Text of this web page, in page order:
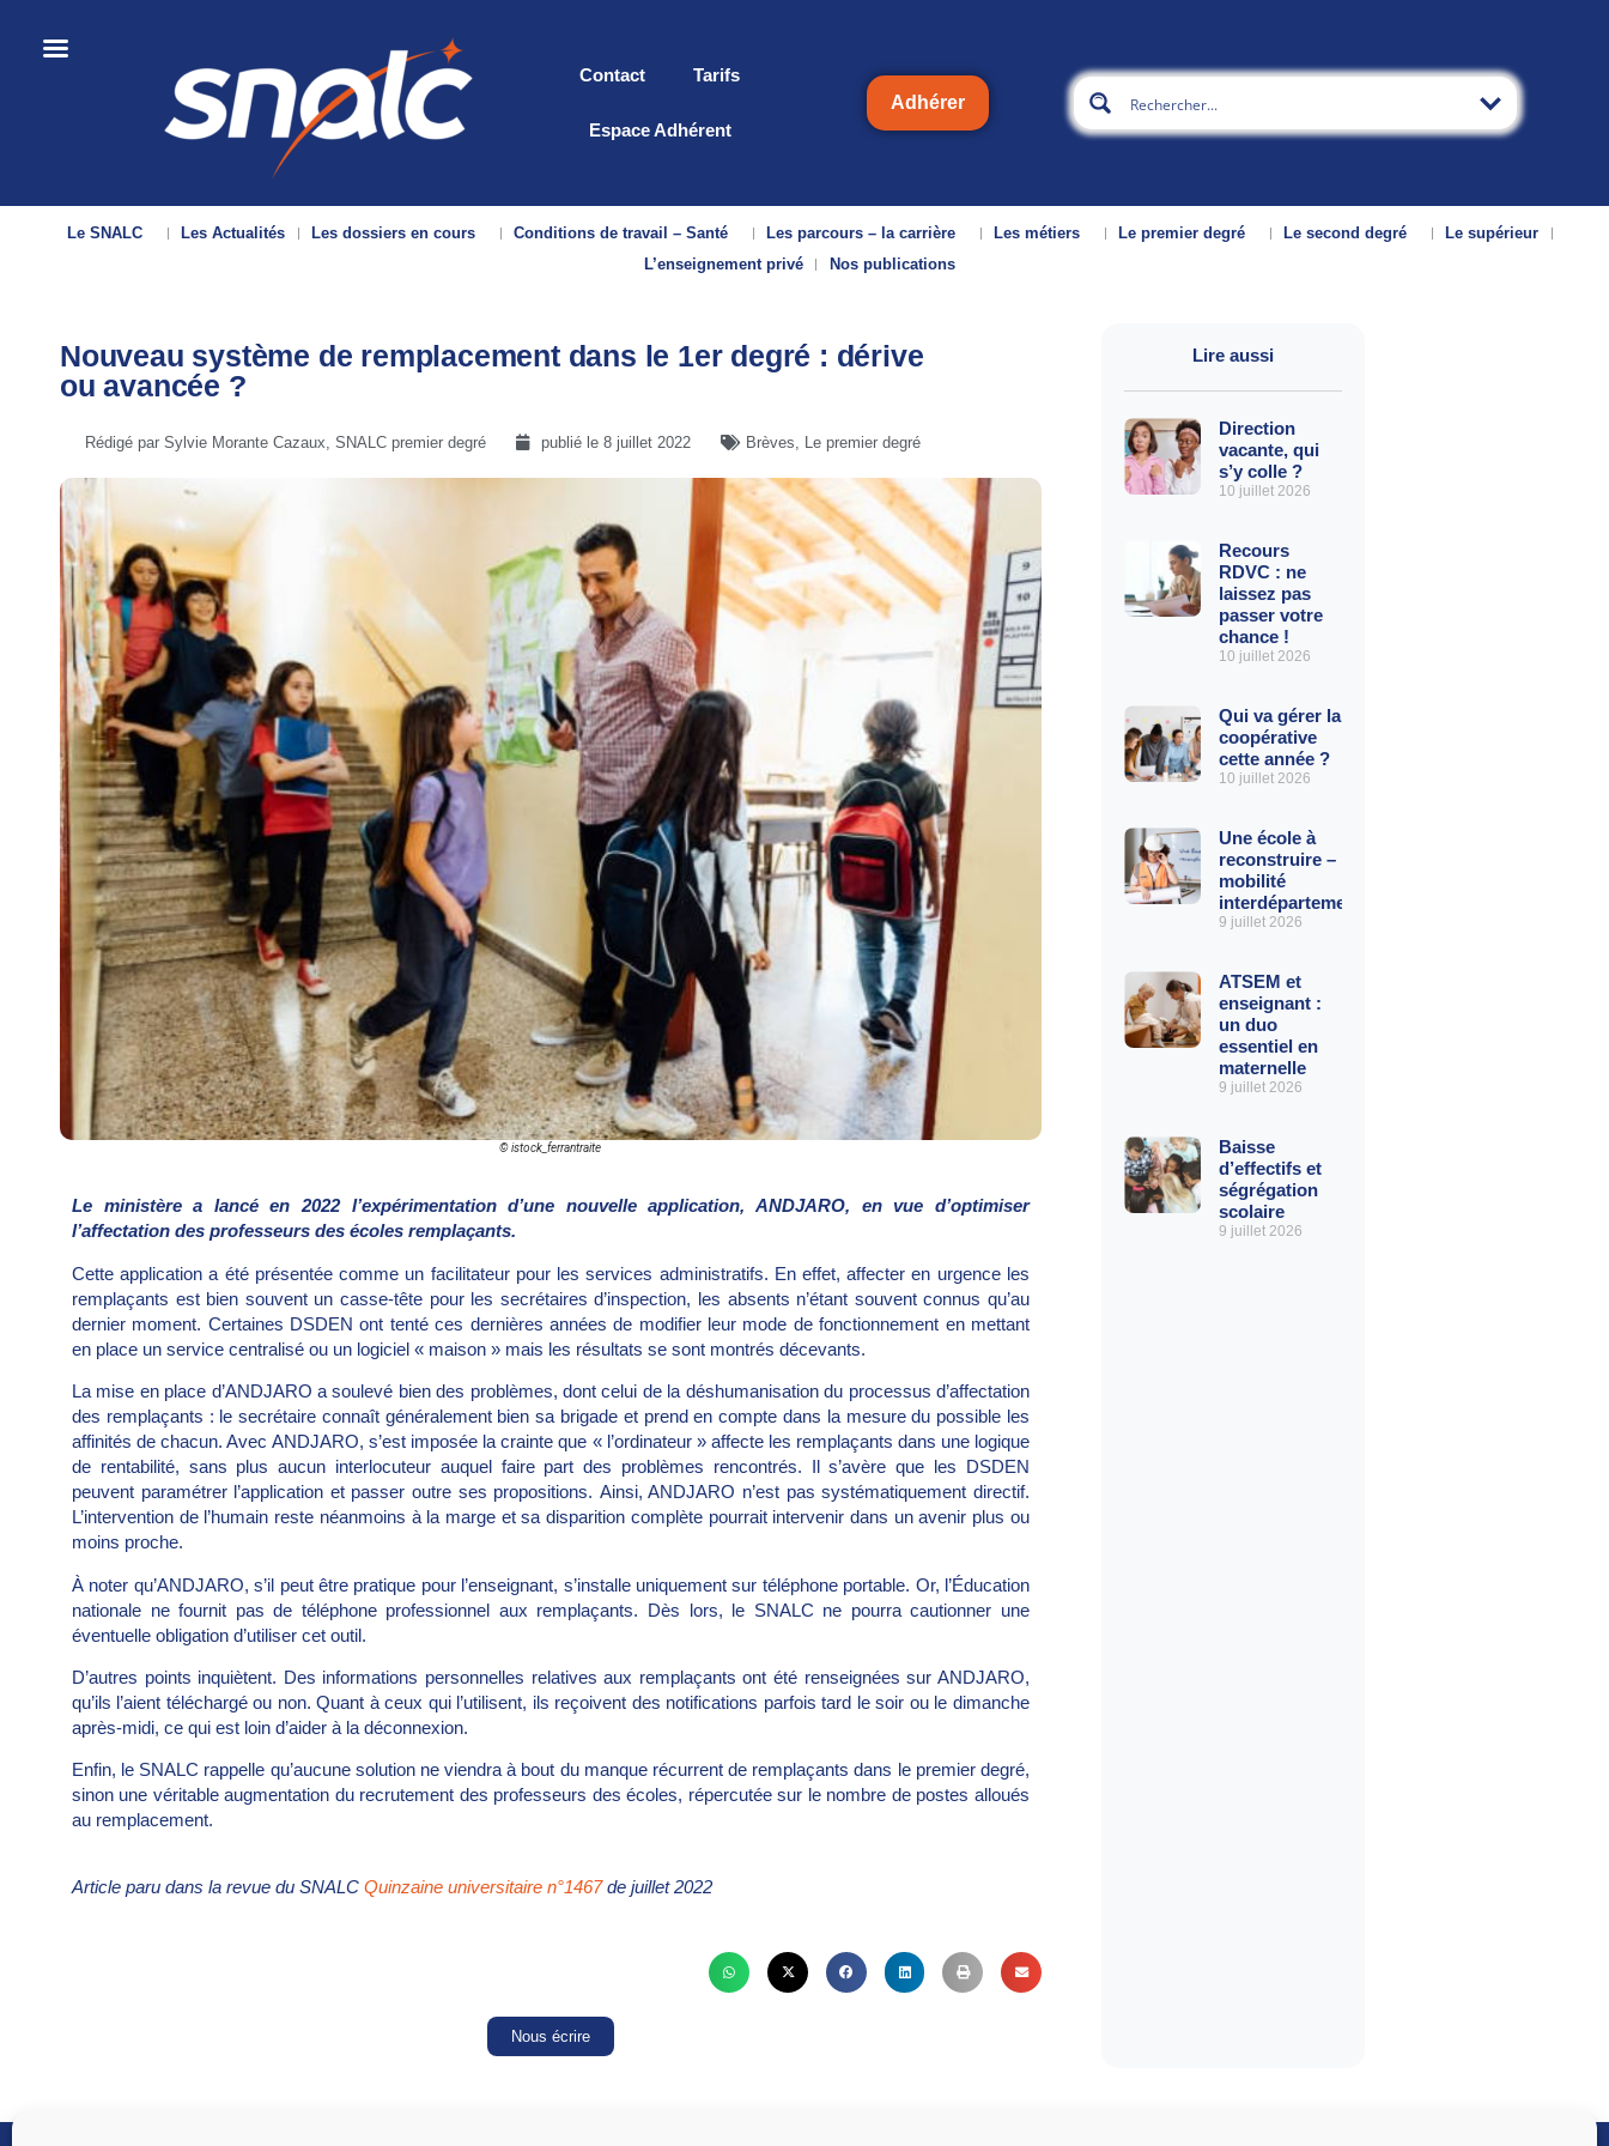
Contact Tarifs
Espace Adhérent
Adhérer
Le SNALC Les Actualités Les dossiers en cours Conditions de travail – Santé Les parcours – la carrière Les métiers Le premier degré Le second degré
Le supérieur
L’enseignement privé
Nos publications
Nouveau système de remplacement dans le 1er degré : dérive
ou avancée ?
Rédigé par Sylvie Morante Cazaux, SNALC premier degré publié le 8 juillet 2022 Brèves, Le premier degré
© istock_ferrantraite
Le ministère a lancé en 2022 l’expérimentation d’une nouvelle application, ANDJARO, en vue d’optimiser
l’affectation des professeurs des écoles remplaçants.
Cette application a été présentée comme un facilitateur pour les services administratifs. En effet, affecter en urgence les
remplaçants est bien souvent un casse-tête pour les secrétaires d’inspection, les absents n’étant souvent connus qu’au
dernier moment. Certaines DSDEN ont tenté ces dernières années de modifier leur mode de fonctionnement en mettant
en place un service centralisé ou un logiciel « maison » mais les résultats se sont montrés décevants.
La mise en place d’ANDJARO a soulevé bien des problèmes, dont celui de la déshumanisation du processus d’affectation
des remplaçants : le secrétaire connaît généralement bien sa brigade et prend en compte dans la mesure du possible les
affinités de chacun. Avec ANDJARO, s’est imposée la crainte que « l’ordinateur » affecte les remplaçants dans une logique
de rentabilité, sans plus aucun interlocuteur auquel faire part des problèmes rencontrés. Il s’avère que les DSDEN
peuvent paramétrer l’application et passer outre ses propositions. Ainsi, ANDJARO n’est pas systématiquement directif.
L’intervention de l’humain reste néanmoins à la marge et sa disparition complète pourrait intervenir dans un avenir plus ou
moins proche.
À noter qu’ANDJARO, s’il peut être pratique pour l’enseignant, s’installe uniquement sur téléphone portable. Or, l’Éducation
nationale ne fournit pas de téléphone professionnel aux remplaçants. Dès lors, le SNALC ne pourra cautionner une
éventuelle obligation d’utiliser cet outil.
D’autres points inquiètent. Des informations personnelles relatives aux remplaçants ont été renseignées sur ANDJARO,
qu’ils l’aient téléchargé ou non. Quant à ceux qui l’utilisent, ils reçoivent des notifications parfois tard le soir ou le dimanche
après-midi, ce qui est loin d’aider à la déconnexion.
Enfin, le SNALC rappelle qu’aucune solution ne viendra à bout du manque récurrent de remplaçants dans le premier degré,
sinon une véritable augmentation du recrutement des professeurs des écoles, répercutée sur le nombre de postes alloués
au remplacement.
Article paru dans la revue du SNALC Quinzaine universitaire n°1467de juillet 2022
Nous écrire
Lire aussi
Direction
vacante, qui
s’y colle ?
10 juillet 2026
Recours
RDVC : ne
laissez pas
passer votre
chance !
10 juillet 2026
Qui va gérer la
coopérative
cette année ?
10 juillet 2026
Une école à
reconstruire – La
mobilité
interdépartementale
9 juillet 2026
ATSEM et
enseignant :
un duo
essentiel en
maternelle
9 juillet 2026
Baisse
d’effectifs et
ségrégation
scolaire
9 juillet 2026